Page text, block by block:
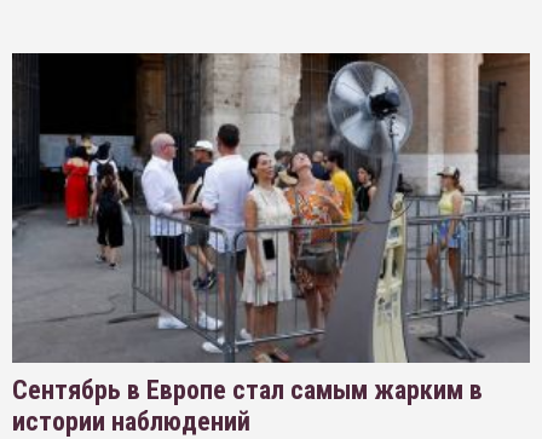
Сентябрь в Европе стал самым жарким в
истории наблюдений